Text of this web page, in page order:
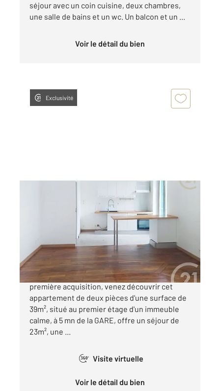
séjour avec un coin cuisine, deux chambres,
une salle de bains et un wc. Un balcon et un ...
Voir le détail du bien
Exclusivité
CHAMPAGNE SUR SEINE 77
, 2 pièces
Appartement F2 à vendre
95 000 €
CHAMPAGNE SUR SEINE, idéal investisseur ou
première acquisition, venez découvrir cet
appartement de deux pièces d'une surface de
39m², situé au premier étage d'un immeuble
calme, à 5 mn de la GARE, offre un séjour de
23m², une ...
360° Visite virtuelle
Voir le détail du bien